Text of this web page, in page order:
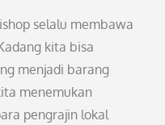
selalu membawa
kita bisa
menjadi barang
menemukan
pengrajin lokal